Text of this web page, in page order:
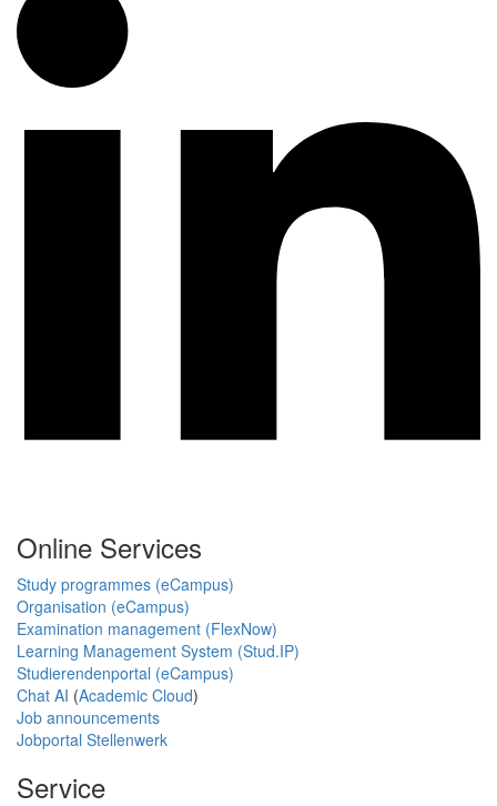
Online Services
Study programmes (eCampus)
Organisation (eCampus)
Examination management (FlexNow)
Learning Management System (Stud.IP)
Studierendenportal (eCampus)
Chat AI (Academic Cloud)
Job announcements
Jobportal Stellenwerk
Service